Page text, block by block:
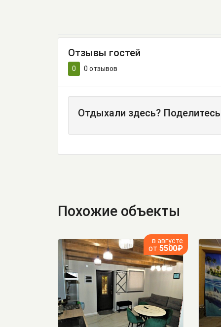
Отзывы гостей
0 0 отзывов
Отдыхали здесь?
Похожие объекты
в августе
от 5500₽